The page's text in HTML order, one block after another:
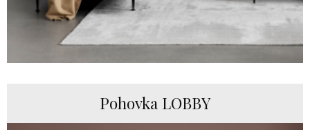
Pohovka LOBBY